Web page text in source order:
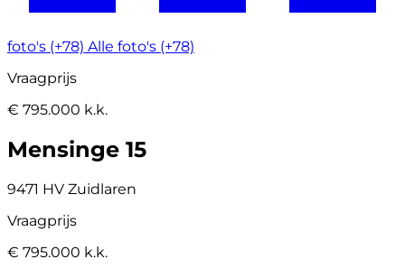
foto's (+78) Alle foto's (+78)
Vraagprijs
€ 795.000 k.k.
Mensinge 15
9471 HV Zuidlaren
Vraagprijs
€ 795.000 k.k.